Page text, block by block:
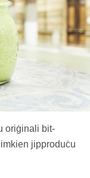
oriġinali bit-
jipproduċu